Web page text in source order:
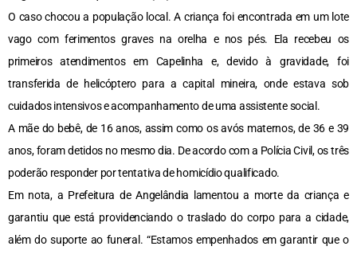
O caso chocou a população local. A criança foi encontrada em um lote
vago com ferimentos graves na orelha e nos pés. Ela recebeu os
primeiros atendimentos em Capelinha e, devido à gravidade, foi
transferida de helicóptero para a capital mineira, onde estava sob
cuidados intensivos e acompanhamento de uma assistente social.
A mãe do bebê, de 16 anos, assim como os avós maternos, de 36 e 39
anos, foram detidos no mesmo dia. De acordo com a Polícia Civil, os três
poderão responder por tentativa de homicídio qualificado.
Em nota, a Prefeitura de Angelândia lamentou a morte da criança e
garantiu que está providenciando o traslado do corpo para a cidade,
além do suporte ao funeral. “Estamos empenhados em garantir que o